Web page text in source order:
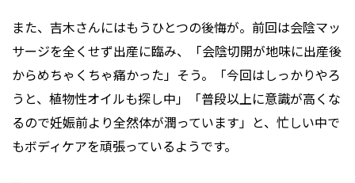
また、吉木さんにはもうひとつの後悔が。前回は会陰マッ
サージを全くせず出産に臨み、「会陰切開が地味に出産後
からめちゃくちゃ痛かった」そう。「今回はしっかりやろ
うと、植物性オイルも探し中」「普段以上に意識が高くな
るので妊娠前より全然体が潤っています」と、忙しい中で
もボディケアを頑張っているようです。